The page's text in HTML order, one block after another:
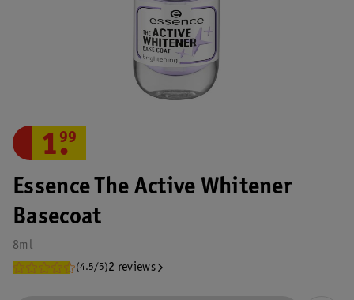
Essence The Active Whitener
Basecoat
8ml
(4.5/5)2 reviews
1.
99